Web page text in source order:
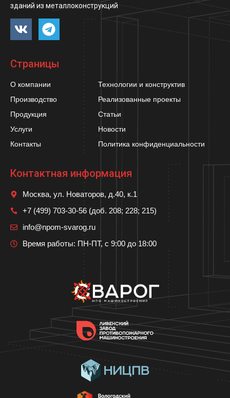
зданий из металлоконструкций
Страницы
О компании
Производство
Продукция
Услуги
Контакты
Технологии и конструктив
Реализованные проекты
Статьи
Новости
Политика конфиденциальности
Контактная информация
Москва, ул. Новаторов, д.40, к.1
+7 (499) 703-30-56 (доб. 208; 228; 215)
info@npom-svarog.ru
Время работы: ПН-ПТ, с 9:00 до 18:00